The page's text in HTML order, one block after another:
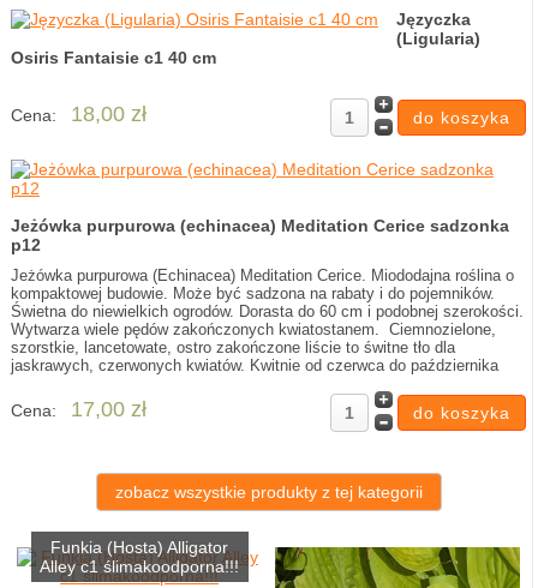
Języczka
(Ligularia)
Osiris Fantaisie c1 40 cm
Cena: 18,00 zł
Jeżówka purpurowa (echinacea) Meditation Cerice sadzonka
p12
Jeżówka purpurowa (Echinacea) Meditation Cerice. Miododajna roślina o
kompaktowej budowie. Może być sadzona na rabaty i do pojemników.
Świetna do niewielkich ogrodów. Dorasta do 60 cm i podobnej szerokości.
Wytwarza wiele pędów zakończonych kwiatostanem. Ciemnozielone,
szorstkie, lancetowate, ostro zakończone liście to świtne tło dla
jaskrawych, czerwonych kwiatów. Kwitnie od czerwca do października
Cena: 17,00 zł
zobacz wszystkie produkty z tej kategorii
Funkia (Hosta) Alligator
Alley c1 ślimakoodporna!!!